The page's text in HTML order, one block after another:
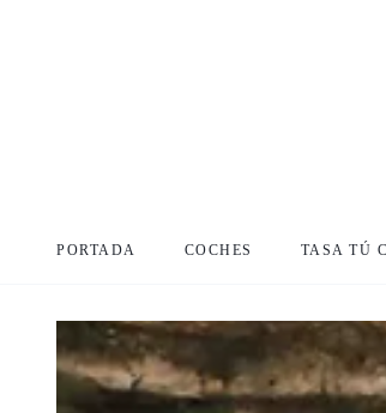
PORTADA COCHES TASA TÚ